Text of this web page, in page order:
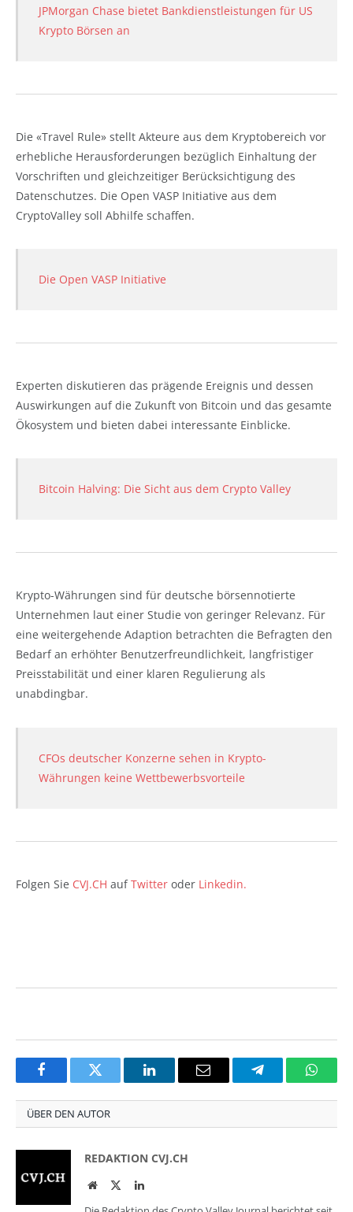
JPMorgan Chase bietet Bankdienstleistungen für US
Krypto Börsen an
Die «Travel Rule» stellt Akteure aus dem Kryptobereich vor
erhebliche Herausforderungen bezüglich Einhaltung der
Vorschriften und gleichzeitiger Berücksichtigung des
Datenschutzes. Die Open VASP Initiative aus dem
CryptoValley soll Abhilfe schaffen.
Die Open VASP Initiative
Experten diskutieren das prägende Ereignis und dessen
Auswirkungen auf die Zukunft von Bitcoin und das gesamte
Ökosystem und bieten dabei interessante Einblicke.
Bitcoin Halving: Die Sicht aus dem Crypto Valley
Krypto-Währungen sind für deutsche börsennotierte
Unternehmen laut einer Studie von geringer Relevanz. Für
eine weitergehende Adaption betrachten die Befragten den
Bedarf an erhöhter Benutzerfreundlichkeit, langfristiger
Preisstabilität und einer klaren Regulierung als
unabdingbar.
CFOs deutscher Konzerne sehen in Krypto-
Währungen keine Wettbewerbsvorteile
Folgen Sie CVJ.CH aufTwitter oder Linkedin.
FacebookTwitter LinkedInEmail Telegram
ÜBER DEN AUTOR
REDAKTION CVJ.CH
WebsiteTwitterLinkedIn